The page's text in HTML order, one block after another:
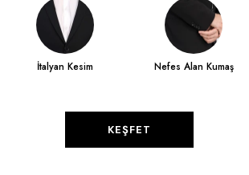
İtalyan Kesim Nefes Alan Kumaş
KEŞFET